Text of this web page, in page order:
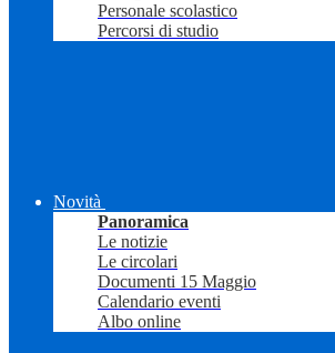
Personale scolastico
Percorsi di studio
Novità
Panoramica
Le notizie
Le circolari
Documenti 15 Maggio
Calendario eventi
Albo online